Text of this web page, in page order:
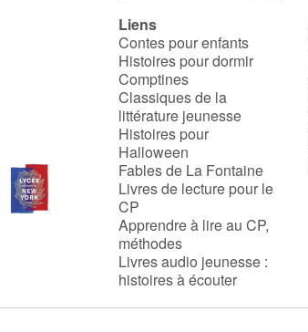
Liens
Contes pour enfants
Histoires pour dormir
Comptines
Classiques de la
littérature jeunesse
Histoires pour
Halloween
Fables de La Fontaine
Livres de lecture pour le
CP
Apprendre à lire au CP,
méthodes
Livres audio jeunesse :
histoires à écouter